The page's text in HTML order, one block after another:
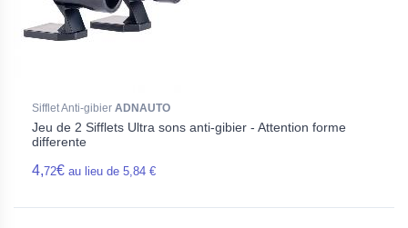
Sifflet Anti-gibier ADNAUTO
Jeu de 2 Sifflets Ultra sons anti-gibier - Attention forme
differente
4,72€ au lieu de 5,84 €